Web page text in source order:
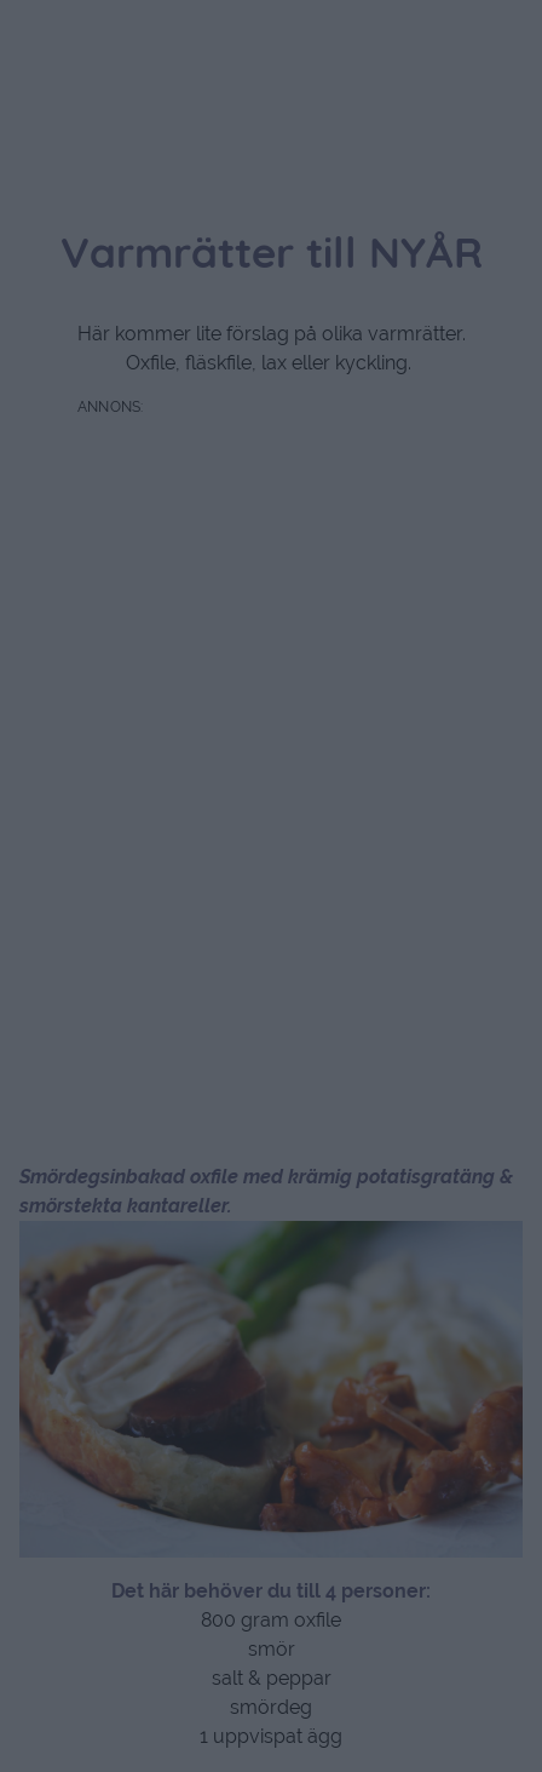
Varmrätter till NYÅR
Här kommer lite förslag på olika varmrätter.
Oxfile, fläskfile, lax eller kyckling.
Smördegsinbakad oxfile med krämig potatisgratäng &
smörstekta kantareller.
Det här behöver du till 4 personer:
800 gram oxfile
smör
salt & peppar
smördeg
1 uppvispat ägg